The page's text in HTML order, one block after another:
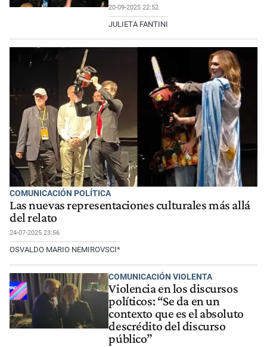
20-09-2025 22:52
JULIETA FANTINI
COMUNICACIÓN POLÍTICA
Las nuevas representaciones culturales más allá
del relato
24-07-2025 23:56
OSVALDO MARIO NEMIROVSCI*
COMUNICACIÓN VIOLENTA
Violencia en los discursos
políticos: “Se da en un
contexto que es el absoluto
descrédito del discurso
público”